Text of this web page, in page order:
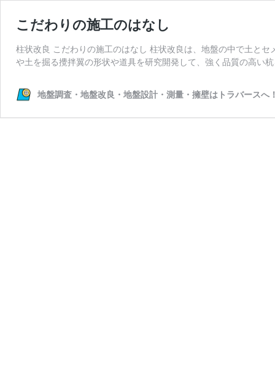
こだわりの施工のはなし
柱状改良 こだわりの施工のはなし 柱状改良は、地盤の中で土と
や土を掘る攪拌翼の形状や道具を研究開発して、強く品質の高い
地盤調査・地盤改良・地盤設計・測量・擁壁はトラバースへ